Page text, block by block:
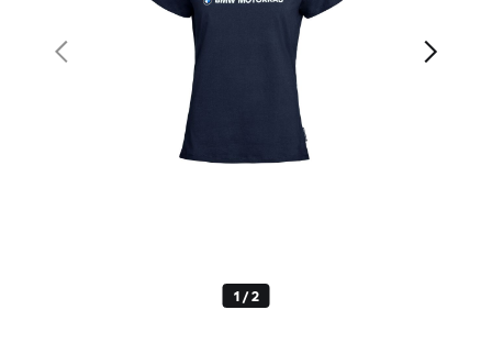
1 / 2